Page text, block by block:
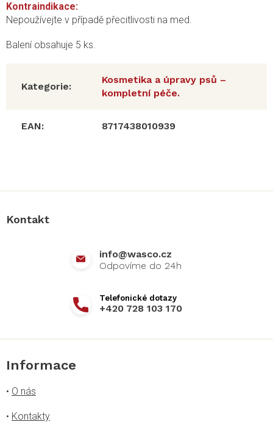
Kontraindikace:
Nepoužívejte v případě přecitlivosti na med.
Balení obsahuje 5 ks.
Kategorie:
Kosmetika a úpravy psů –
kompletní péče.
EAN: 8717438010939
Kontakt
info@wasco.cz
+420 728 103 170
Informace
• O nás
• Kontakty